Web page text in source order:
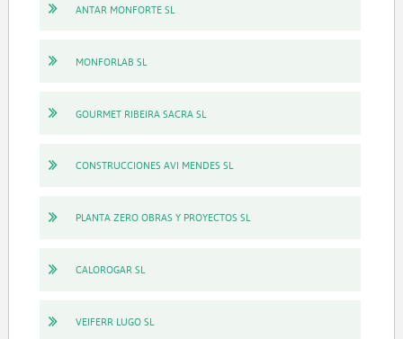
ANTAR MONFORTE SL
MONFORLAB SL
GOURMET RIBEIRA SACRA SL
CONSTRUCCIONES AVI MENDES SL
PLANTA ZERO OBRAS Y PROYECTOS SL
CALOROGAR SL
VEIFERR LUGO SL